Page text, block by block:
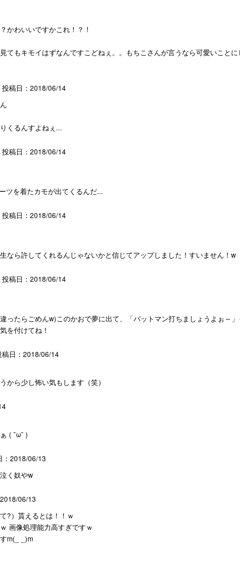
かわいいですかこれ！？！
てもキモイはずなんですこどねぇ。。もちこさんが言うなら可愛いことに
投稿日：2018/06/14
くるんすよねぇ...
投稿日：2018/06/14
ツを着たカモが出てくるんだ...
投稿日：2018/06/14
なら許してくれるんじゃないかと信じてアップしました！すいません！w
投稿日：2018/06/14
ったらごめんw)このかおで夢に出て、「バットマン打ちましょうよぉ～
を付けてね！
稿日：2018/06/14
から少し怖い気もします（笑）
( ˘ω˘ )
：2018/06/13
く奴やw
06/13
?）貰えるとは！！ｗ
画像処理能力高すぎですｗ
m(_ _)m